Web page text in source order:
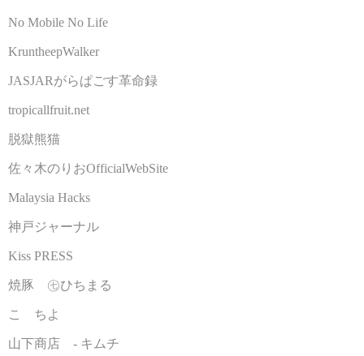
No Mobile No Life
KruntheepWalker
JASJARがらぱごす革命録
tropicallfruit.net
脱獄熊猫
佐々木のりおOfficialWebSite
Malaysia Hacks
神戸ジャーナル
Kiss PRESS
焼豚 ㊆ひちまる
こゝちよ
山下商店 - キムチ